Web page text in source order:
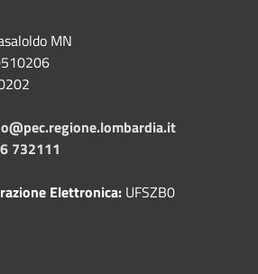
MN
732111
Elettronica: UFSZB0